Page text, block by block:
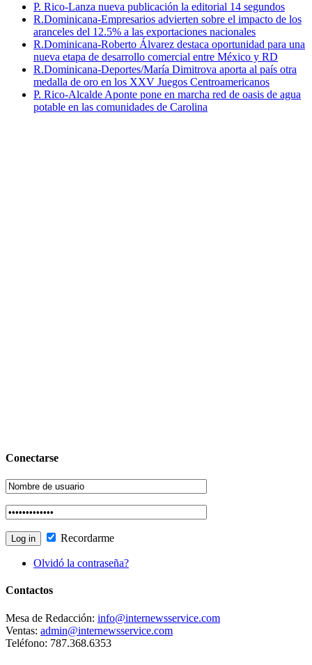
P. Rico-Lanza nueva publicación la editorial 14 segundos
R.Dominicana-Empresarios advierten sobre el impacto de los
aranceles del 12.5% a las exportaciones nacionales
R.Dominicana-Roberto Álvarez destaca oportunidad para una
nueva etapa de desarrollo comercial entre México y RD
R.Dominicana-Deportes/María Dimitrova aporta al país otra
medalla de oro en los XXV Juegos Centroamericanos
P. Rico-Alcalde Aponte pone en marcha red de oasis de agua
potable en las comunidades de Carolina
Conectarse
Recordarme
Olvidó la contraseña?
Contactos
Mesa de Redacción: info@internewsservice.com
Ventas: admin@internewsservice.com
Teléfono: 787.368.6353